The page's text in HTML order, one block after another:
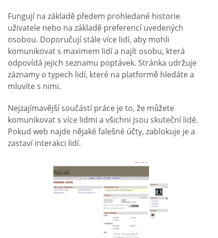
Fungují na základě předem prohledané historie
uživatele nebo na základě preferencí uvedených
osobou. Doporučují stále více lidí, aby mohli
komunikovat s maximem lidí a najít osobu, která
odpovídá jejich seznamu poptávek. Stránka udržuje
záznamy o typech lidí, které na platformě hledáte a
mluvíte s nimi.
Nejzajímavější součástí práce je to, že můžete
komunikovat s více lidmi a všichni jsou skuteční lidé.
Pokud web najde nějaké falešné účty, zablokuje je a
zastaví interakci lidí.